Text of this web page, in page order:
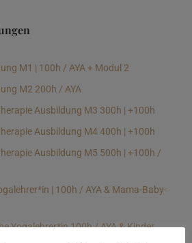
M1 | 100h / AYA + Modul 2
M2 200h / AYA
Ausbildung M3 300h | +100h
Ausbildung M4 400h | +100h
Ausbildung M5 500h | +100h /
| 100h / AYA & Mama-Baby-
Yogalehrer*in 100h / AYA & Kinder